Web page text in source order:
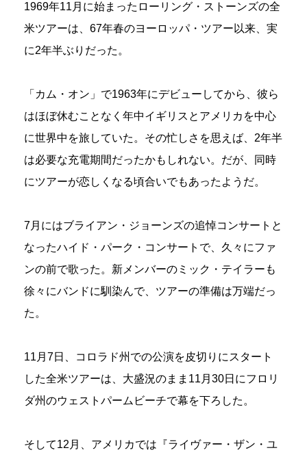
1969年11月に始まったローリング・ストーンズの全
米ツアーは、67年春のヨーロッパ・ツアー以来、実
に2年半ぶりだった。
「カム・オン」で1963年にデビューしてから、彼ら
はほぼ休むことなく年中イギリスとアメリカを中心
に世界中を旅していた。その忙しさを思えば、2年半
は必要な充電期間だったかもしれない。だが、同時
にツアーが恋しくなる頃合いでもあったようだ。
7月にはブライアン・ジョーンズの追悼コンサートと
なったハイド・パーク・コンサートで、久々にファ
ンの前で歌った。新メンバーのミック・テイラーも
徐々にバンドに馴染んで、ツアーの準備は万端だっ
た。
11月7日、コロラド州での公演を皮切りにスタート
した全米ツアーは、大盛況のまま11月30日にフロリ
ダ州のウェストパームビーチで幕を下ろした。
そして12月、アメリカでは『ライヴァー・ザン・ユ